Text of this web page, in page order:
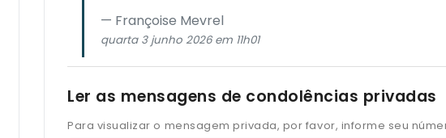
Françoise Mevrel
quarta 3 junho 2026 em 11h01
Ler as mensagens de condolências privadas
Para visualizar o mensagem privada, por favor, informe seu